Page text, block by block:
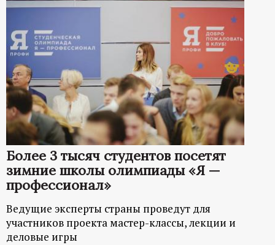
Более 3 тысяч студентов посетят
зимние школы олимпиады «Я —
профессионал»
Ведущие эксперты страны проведут для
участников проекта мастер-классы, лекции и
деловые игры